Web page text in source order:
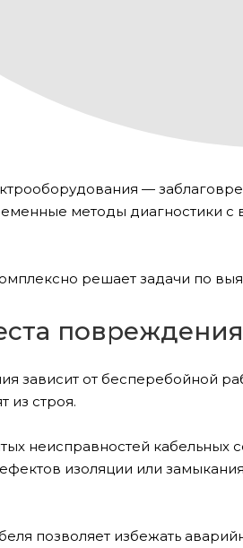
—
методы диагностики
решает задачи по
зависит от бесперебойной
из строя.
неисправностей кабельных
изоляции или
позволяет избежать